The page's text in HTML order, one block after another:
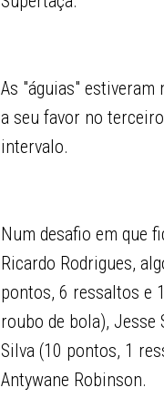
As "águias"
a seu favor no
intervalo.
Num desafio em que
Ricardo Rodrigues,
pontos, 6 ressaltos e
roubo de bola),
Silva (10 pontos, 1
Antywane Robinson.